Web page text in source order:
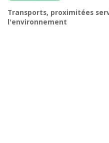
Transports, proximitées
l'environnement